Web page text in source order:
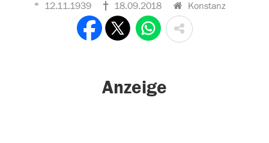
12.11.1939 18.09.2018 Konstanz
Anzeige